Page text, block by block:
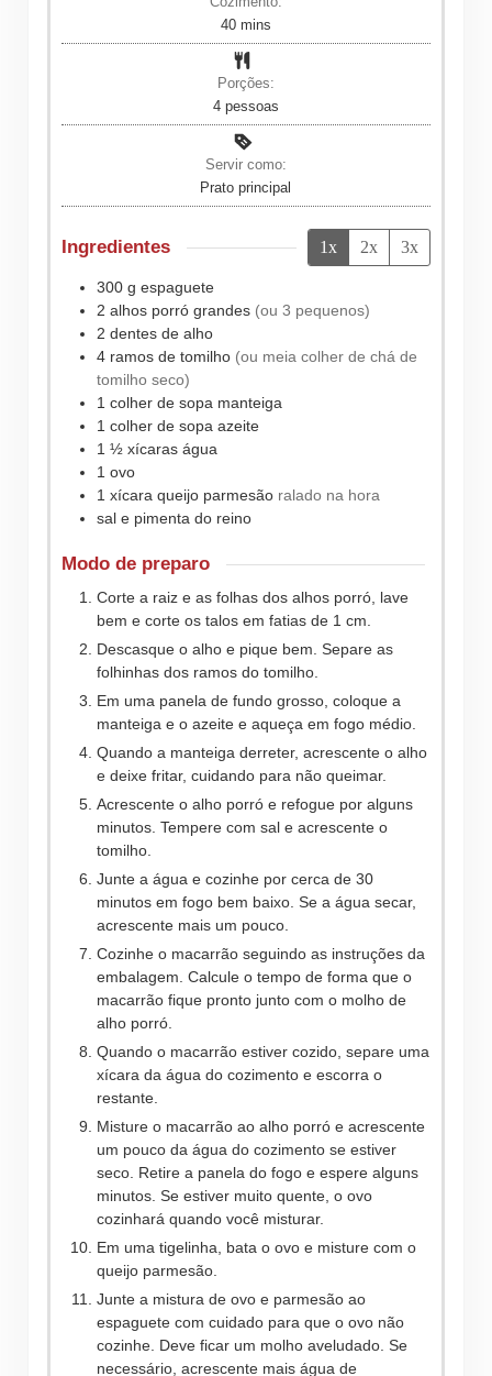
40minutes
mins
Porções:
4 pessoas
Servir como:
Prato principal
Ingredientes 1x 2x 3x
300 g espaguete
2 alhos porró grandes (ou 3 pequenos)
2 dentes de alho
4 ramos de tomilho (ou meia colher de chá de
tomilho seco)
1 colher de sopa manteiga
1 colher de sopa azeite
1 ½ xícaras água
1 ovo
1 xícara queijo parmesão ralado na hora
sal e pimenta do reino
Modo de preparo
Corte a raiz e as folhas dos alhos porró, lave
bem e corte os talos em fatias de 1 cm.
Descasque o alho e pique bem. Separe as
folhinhas dos ramos do tomilho.
Em uma panela de fundo grosso, coloque a
manteiga e o azeite e aqueça em fogo médio.
Quando a manteiga derreter, acrescente o alho
e deixe fritar, cuidando para não queimar.
Acrescente o alho porró e refogue por alguns
minutos. Tempere com sal e acrescente o
tomilho.
Junte a água e cozinhe por cerca de 30
minutos em fogo bem baixo. Se a água secar,
acrescente mais um pouco.
Cozinhe o macarrão seguindo as instruções da
embalagem. Calcule o tempo de forma que o
macarrão fique pronto junto com o molho de
alho porró.
Quando o macarrão estiver cozido, separe uma
xícara da água do cozimento e escorra o
restante.
Misture o macarrão ao alho porró e acrescente
um pouco da água do cozimento se estiver
seco. Retire a panela do fogo e espere alguns
minutos. Se estiver muito quente, o ovo
cozinhará quando você misturar.
Em uma tigelinha, bata o ovo e misture com o
queijo parmesão.
Junte a mistura de ovo e parmesão ao
espaguete com cuidado para que o ovo não
cozinhe. Deve ficar um molho aveludado. Se
necessário, acrescente mais água de